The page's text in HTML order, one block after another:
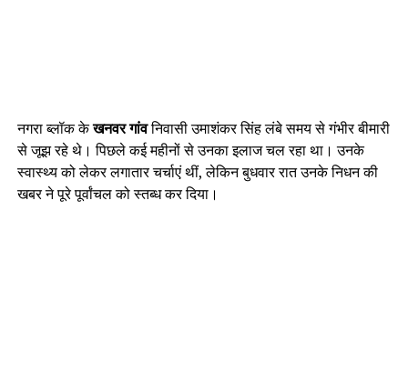
नगरा ब्लॉक केखनवर गांवनिवासी उमाशंकर सिंह लंबे समय से गंभीर बीमारी
से जूझ रहे थे। पिछले कई महीनों से उनका इलाज चल रहा था। उनके
स्वास्थ्य को लेकर लगातार चर्चाएं थीं, लेकिन बुधवार रात उनके निधन की
खबर ने पूरे पूर्वांचल को स्तब्ध कर दिया।